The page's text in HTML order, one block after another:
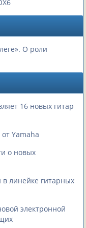
О роли
16 новых гитар
Yamaha
о новых
в линейке гитарных
электронной